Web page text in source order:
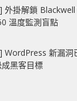
外掛解鎖
溫度監測盲點
WordPress 新漏
黑客目標